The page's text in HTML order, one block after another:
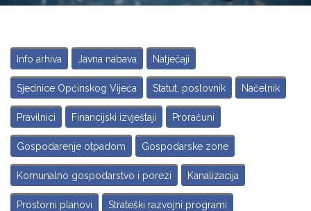
Info arhiva Javna nabava Natječaji
Sjednice Općinskog Vijeća Statut, poslovnik Načelnik
Pravilnici Financijski izvještaji Proračuni
Gospodarenje otpadom Gospodarske zone
Komunalno gospodarstvo i porezi Kanalizacija
Prostorni planovi Strateški razvojni programi